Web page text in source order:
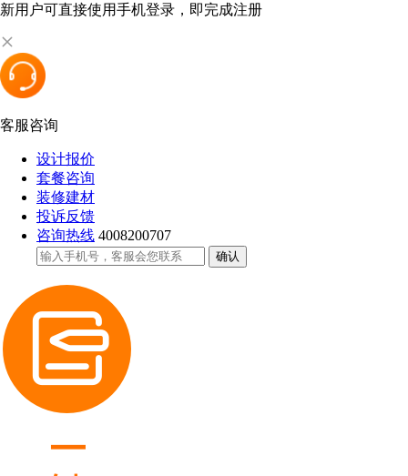
新用户可直接使用手机登录，即完成注册
客服咨询
设计报价
套餐咨询
装修建材
投诉反馈
咨询热线 4008200707
确认